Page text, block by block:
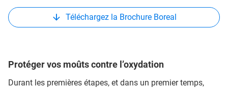
Téléchargez la Brochure Boreal
Protéger vos moûts contre l’oxydation
Durant les premières étapes, et dans un premier temps,